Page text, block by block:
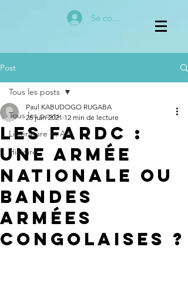
Se connecter
Post
Tous les posts
Littérature et Art
Histoire
Tous les posts
Les FARDC :
une armée
nationale ou
bandes
armées
congolaises ?
Paul KABUDOGO RUGABA
26 juin 2021 12 min de lecture